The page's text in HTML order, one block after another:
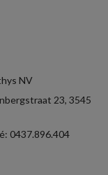
NV
23, 3545
0437.896.404